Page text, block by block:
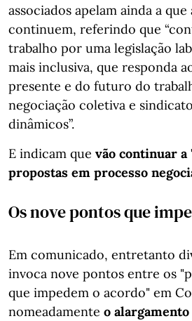
associados apelam ainda a
continuem, referindo que
trabalho por uma legislação
mais inclusiva, que responda
presente e do futuro do
negociação coletiva e
dinâmicos”.
E indicam que vão continuar a
propostas em processo
Os nove pontos que
Em comunicado, entretanto
invoca nove pontos entre os
que impedem o acordo" em
nomeadamente o